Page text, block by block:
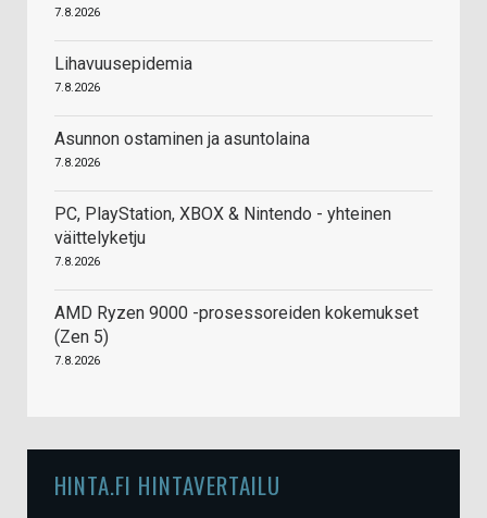
7.8.2026
Lihavuusepidemia
7.8.2026
Asunnon ostaminen ja asuntolaina
7.8.2026
PC, PlayStation, XBOX & Nintendo - yhteinen
väittelyketju
7.8.2026
AMD Ryzen 9000 -prosessoreiden kokemukset
(Zen 5)
7.8.2026
HINTA.FI HINTAVERTAILU